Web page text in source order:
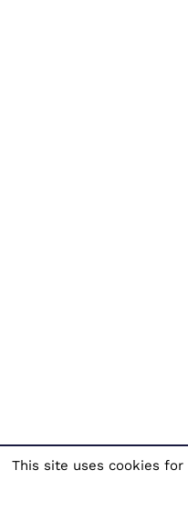
This site uses cookies